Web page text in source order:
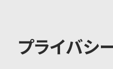
プライバシ